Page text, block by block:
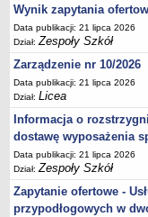
Wynik zapytania
Data publikacji: 21 lipca 2026
Dział:Zespoły Szkół
Zarządzenie nr 10/2026
Data publikacji: 21 lipca 2026
Dział:Licea
Informacja o
dostawę wyposażenia
Data publikacji: 21 lipca 2026
Dział:Zespoły Szkół
Zapytanie ofertowe -
przypodłogowych w